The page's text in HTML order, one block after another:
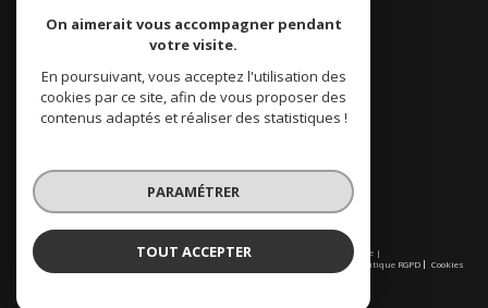
© 2026 | Tous droits réservés | Traduction powered by Google |
Nos honoraires
Politique RGPD Cookies
On aimerait vous accompagner pendant
votre visite.
En poursuivant, vous acceptez l'utilisation des
cookies par ce site, afin de vous proposer des
contenus adaptés et réaliser des statistiques !
PARAMÉTRER
TOUT ACCEPTER